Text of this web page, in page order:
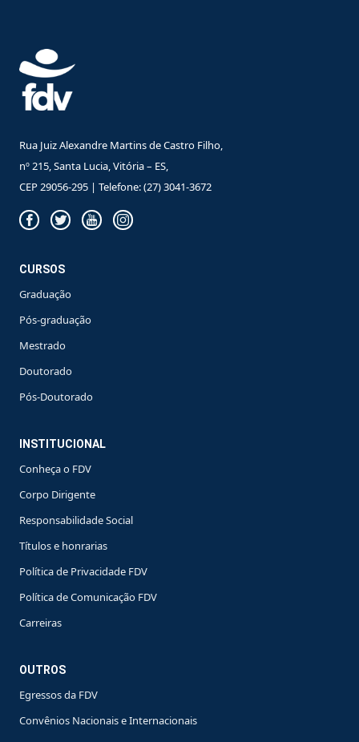
Rua Juiz Alexandre Martins de Castro Filho,
nº 215, Santa Lucia, Vitória – ES,
CEP 29056-295 | Telefone: (27) 3041-3672
CURSOS
Graduação
Pós-graduação
Mestrado
Doutorado
Pós-Doutorado
INSTITUCIONAL
Conheça o FDV
Corpo Dirigente
Responsabilidade Social
Títulos e honrarias
Política de Privacidade FDV
Política de Comunicação FDV
Carreiras
OUTROS
Egressos da FDV
Convênios Nacionais e Internacionais